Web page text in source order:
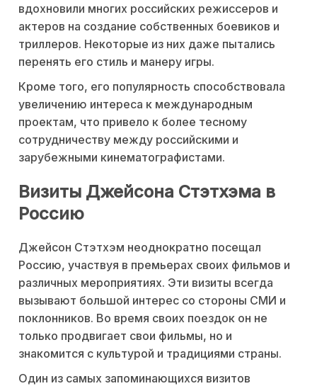
вдохновили многих российских режиссеров и
актеров на создание собственных боевиков и
триллеров. Некоторые из них даже пытались
перенять его стиль и манеру игры.
Кроме того, его популярность способствовала
увеличению интереса к международным
проектам, что привело к более тесному
сотрудничеству между российскими и
зарубежными кинематографистами.
Визиты Джейсона Стэтхэма в
Россию
Джейсон Стэтхэм неоднократно посещал
Россию, участвуя в премьерах своих фильмов и
различных мероприятиях. Эти визиты всегда
вызывают большой интерес со стороны СМИ и
поклонников. Во время своих поездок он не
только продвигает свои фильмы, но и
знакомится с культурой и традициями страны.
Один из самых запоминающихся визитов